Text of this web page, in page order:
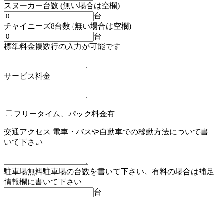
スヌーカー台数 (無い場合は空欄)
台
チャイニーズ8台数 (無い場合は空欄)
台
標準料金複数行の入力が可能です
サービス料金
フリータイム、パック料金有
交通アクセス 電車・バスや自動車での移動方法について書
いて下さい
駐車場無料駐車場の台数を書いて下さい。有料の場合は補足
情報欄に書いて下さい
台